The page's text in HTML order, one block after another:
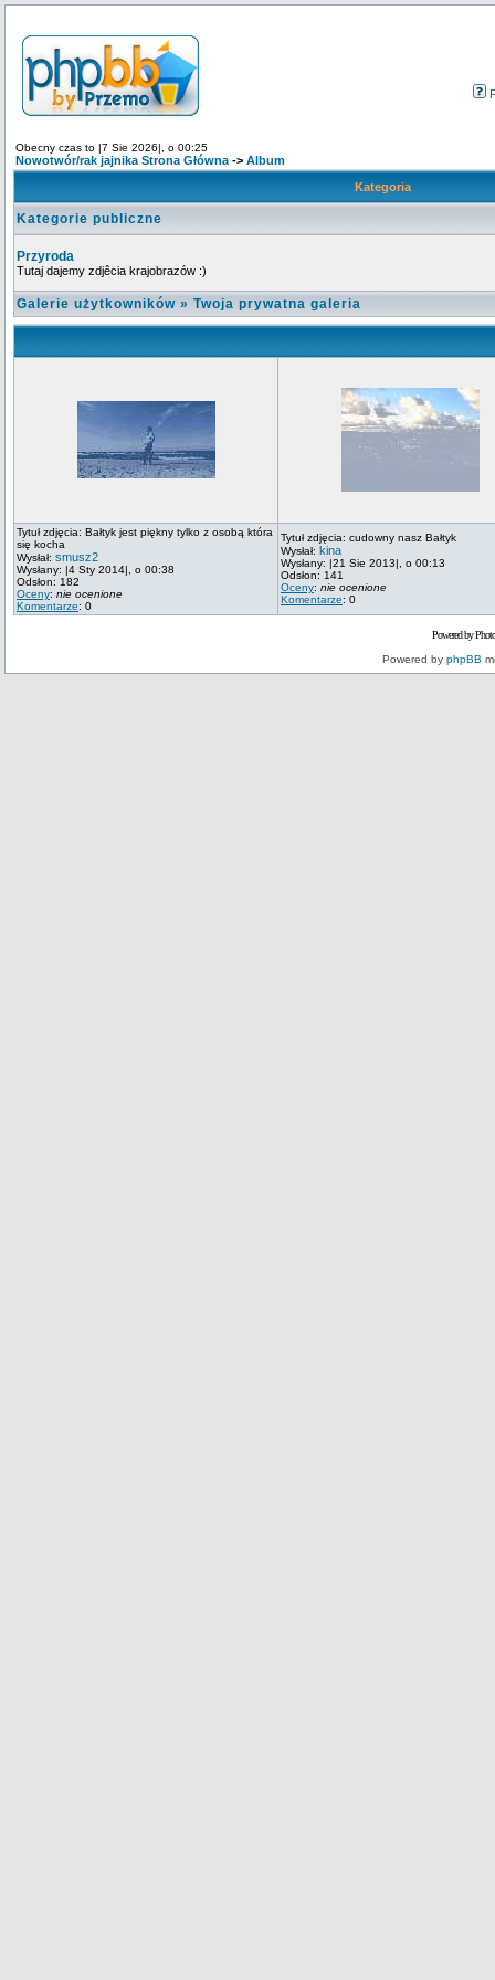
Obecny czas to |7 Sie 2026|, o 00:25
Nowotwór/rak jajnika Strona Główna -> Album
Kategoria
Kategorie publiczne
Przyroda
Tutaj dajemy zdjêcia krajobrazów :)
Galerie użytkowników » Twoja prywatna galeria
Tytuł zdjęcia: Bałtyk jest piękny tylko z osobą która
się kocha
Wysłał: smusz2
Wysłany: |4 Sty 2014|, o 00:38
Odsłon: 182
Oceny: nie ocenione
Komentarze: 0
Tytuł zdjęcia: cudowny nasz Bałtyk
Wysłał: kina
Wysłany: |21 Sie 2013|, o 00:13
Odsłon: 141
Oceny: nie ocenione
Komentarze: 0
Powered by
Powered by phpBB